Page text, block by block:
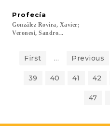
Profecía
González Rovira, Xavier;
Veronesi, Sandro...
First ... Previous
39 40 41 42
47